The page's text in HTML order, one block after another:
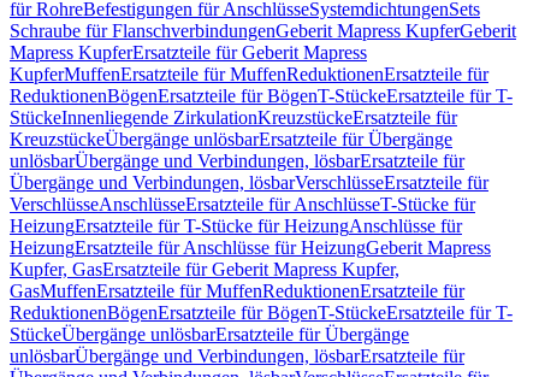
für RohreBefestigungen für AnschlüsseSystemdichtungenSets
Schraube für FlanschverbindungenGeberit Mapress KupferGeberit
Mapress KupferErsatzteile für Geberit Mapress
KupferMuffenErsatzteile für MuffenReduktionenErsatzteile für
ReduktionenBögenErsatzteile für BögenT-StückeErsatzteile für T-
StückeInnenliegende ZirkulationKreuzstückeErsatzteile für
KreuzstückeÜbergänge unlösbarErsatzteile für Übergänge
unlösbarÜbergänge und Verbindungen, lösbarErsatzteile für
Übergänge und Verbindungen, lösbarVerschlüsseErsatzteile für
VerschlüsseAnschlüsseErsatzteile für AnschlüsseT-Stücke für
HeizungErsatzteile für T-Stücke für HeizungAnschlüsse für
HeizungErsatzteile für Anschlüsse für HeizungGeberit Mapress
Kupfer, GasErsatzteile für Geberit Mapress Kupfer,
GasMuffenErsatzteile für MuffenReduktionenErsatzteile für
ReduktionenBögenErsatzteile für BögenT-StückeErsatzteile für T-
StückeÜbergänge unlösbarErsatzteile für Übergänge
unlösbarÜbergänge und Verbindungen, lösbarErsatzteile für